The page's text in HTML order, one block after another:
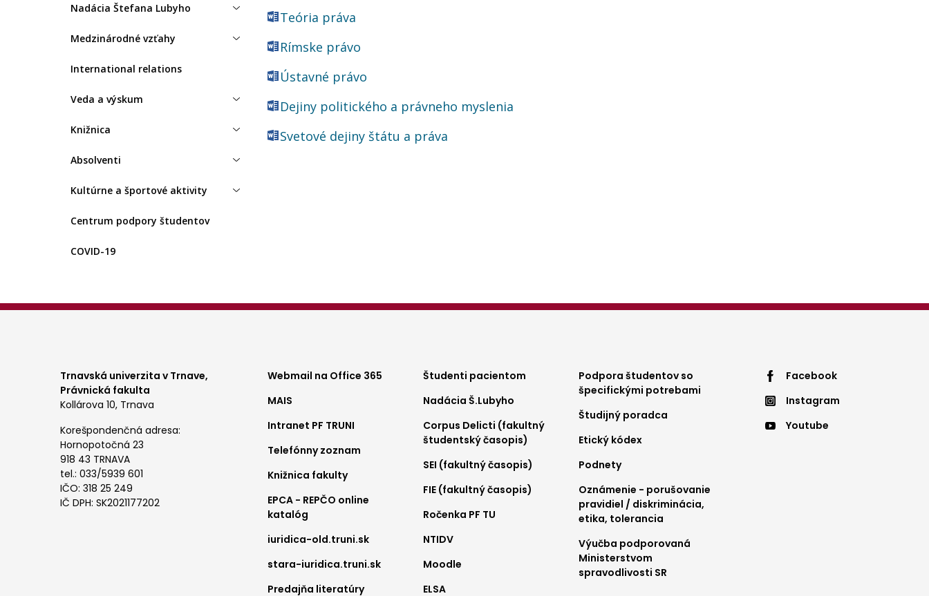
Nadácia Štefana Lubyho
Medzinárodné vzťahy
International relations
Veda a výskum
Knižnica
Absolventi
Kultúrne a športové aktivity
Centrum podpory študentov
COVID-19
Teória práva
Rímske právo
Ústavné právo
Dejiny politického a právneho myslenia
Svetové dejiny štátu a práva
Trnavská univerzita v Trnave,
Právnická fakulta
Kollárova 10, Trnava
Korešpondenčná adresa:
Hornopotočná 23
918 43 TRNAVA
tel.: 033/5939 601
IČO: 318 25 249
IČ DPH: SK2021177202
Footer
menu
1
Webmail na Office 365
MAIS
Intranet PF TRUNI
Telefónny zoznam
Knižnica fakulty
EPCA - REPČO online
katalóg
iuridica-old.truni.sk
stara-iuridica.truni.sk
Predajňa literatúry
Footer
menu
2
Študenti pacientom
Nadácia Š.Lubyho
Corpus Delicti (fakultný
študentský časopis)
SEI (fakultný časopis)
FIE (fakultný časopis)
Ročenka PF TU
NTIDV
Moodle
ELSA
Footer
menu
3
Podpora študentov so
špecifickými potrebami
Študijný poradca
Etický kódex
Podnety
Oznámenie - porušovanie
pravidiel / diskriminácia,
etika, tolerancia
Výučba podporovaná
Ministerstvom
spravodlivosti SR
Footer
menu
Facebook
Instagram
Youtube